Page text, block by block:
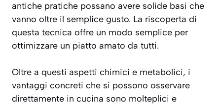
antiche pratiche possano avere solide basi che
vanno oltre il semplice gusto. La riscoperta di
questa tecnica offre un modo semplice per
ottimizzare un piatto amato da tutti.
Oltre a questi aspetti chimici e metabolici, i
vantaggi concreti che si possono osservare
direttamente in cucina sono molteplici e